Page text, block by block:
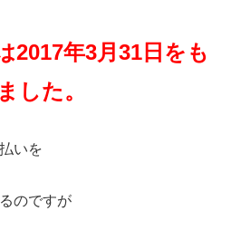
2017年3月31日をも
した。
いを
のですが